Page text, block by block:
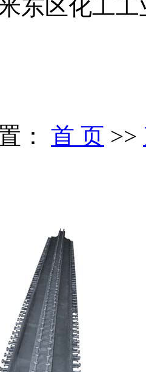
东区化工
： 首 页 >>